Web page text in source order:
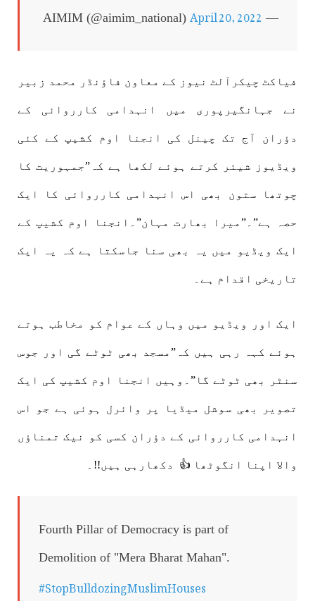
— AIMIM (@aimim_national)
April 20, 2022
فیاکٹ چیکرآلٹ نیوز کے معاون فاؤنڈر محمد زبیر
نے جہانگیرپوری میں انہدامی کارروائی کے
دؤران آج تک چینل کی انجنا اوم کشیپ کے کئی
ویڈیوز شیئر کرتے ہوئے لکھا ہے کہ”جمہوریت کا
چوتھا ستون بھی اس انہدامی کارروائی کا ایک
حصہ ہے”۔”میرا بھارت مہان”۔انجنا اوم کشیپ کے
ایک ویڈیو میں یہ بھی سنا جاسکتا ہے کہ یہ ایک
تاریخی اقدام ہے۔
ایک اور ویڈیو میں وہاں کے عوام کو مخاطب ہوتے
ہوئے کہہ رہی ہیں کہ”مسجد بھی ٹوٹے گی اور جوس
سنٹر بھی ٹوٹے گا”۔وہیں انجنا اوم کشیپ کی ایک
تصویر بھی سوشل میڈیا پر وائرل ہوئی ہے جو اس
انہدامی کارروائی کے دؤران کسی کو نیک تمناؤں
والا اپنا انگوٹھا 👍 دکھارہی ہیں!!۔
Fourth Pillar of Democracy is part of
Demolition of "Mera Bharat Mahan".
#StopBulldozingMuslimHouses